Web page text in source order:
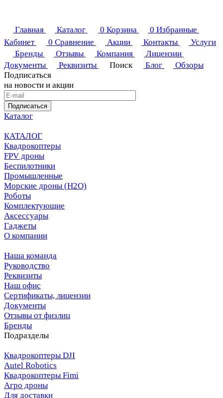
Главная Каталог 0 Корзина 0 Избранные
Кабинет
0 Сравнение Акции Контакты
Услуги
Бренды
Отзывы Компания
Лицензии
Документы
Реквизиты Поиск Блог
Обзоры
Подписаться
на новости и акции
Подписаться
Каталог
КАТАЛОГ
Квадрокоптеры
FPV дроны
Беспилотники
Промышленные
Морские дроны (H2O)
Роботы
Комплектующие
Аксессуары
Гаджеты
О компании
Наша команда
Руководство
Реквизиты
Наш офис
Сертификаты, лицензии
Документы
Отзывы от физлиц
Бренды
Подразделы
Квадрокоптеры DJI
Autel Robotics
Квадрокоптеры Fimi
Агро дроны
Для доставки